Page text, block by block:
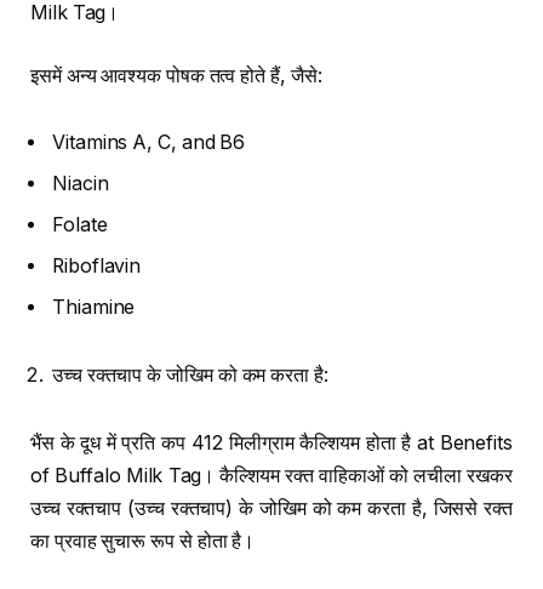
Milk Tag।
इसमें अन्य आवश्यक पोषक तत्व होते हैं, जैसे:
Vitamins A, C, and B6
Niacin
Folate
Riboflavin
Thiamine
उच्च रक्तचाप के जोखिम को कम करता है:
भैंस के दूध में प्रति कप 412 मिलीग्राम कैल्शियम होता है at Benefits
of Buffalo Milk Tag। कैल्शियम रक्त वाहिकाओं को लचीला रखकर
उच्च रक्तचाप (उच्च रक्तचाप) के जोखिम को कम करता है, जिससे रक्त
का प्रवाह सुचारू रूप से होता है।